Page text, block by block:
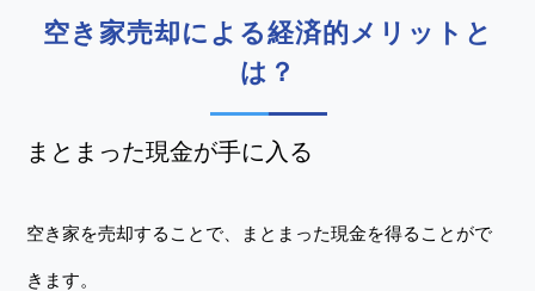
空き家売却による経済的メリットと
は？
まとまった現金が手に入る
空き家を売却することで、まとまった現金を得ることがで
きます。